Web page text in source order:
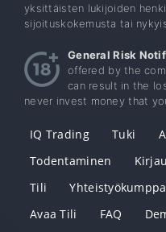
yksittäisten lukijoiden
sijoituskokemusta tai
General Risk
offered by the
can result in the
never invest money that
IQ Trading Tuki
Todentaminen
Tili
Avaa Tili
FAQ